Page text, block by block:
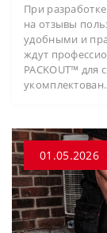
При
на отзывы
удобными и
ждут
PACKOUT™ для
01.05.2026